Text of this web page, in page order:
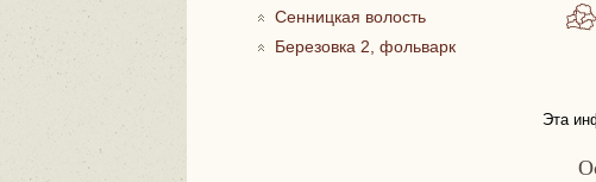
Сенницкая волость
Березовка 2, фольварк
Эта